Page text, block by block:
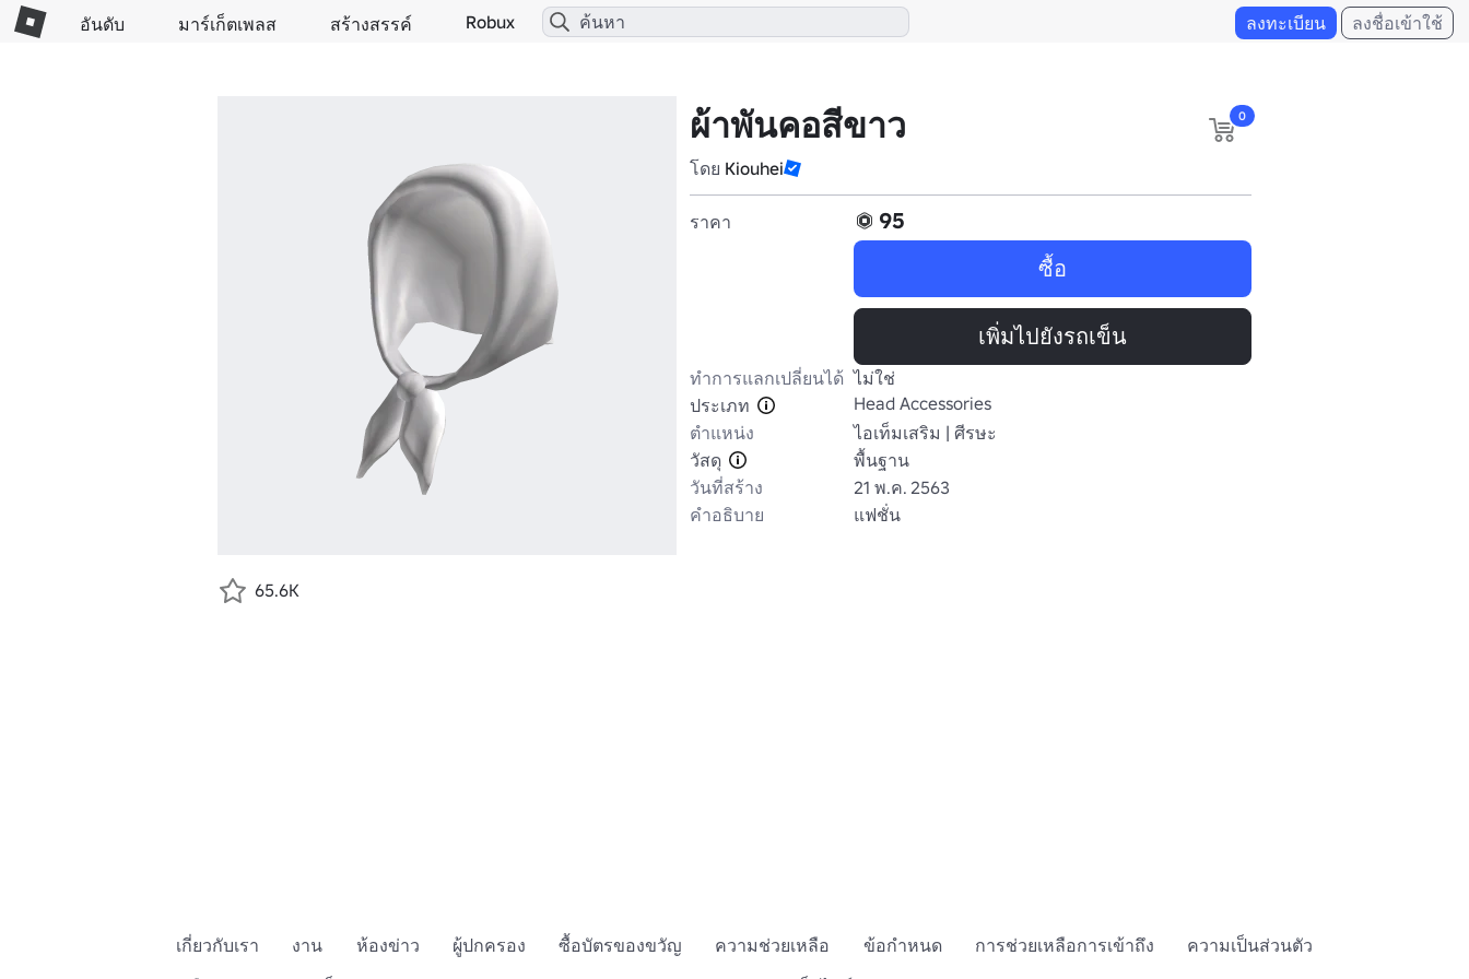
อันดับ มาร์เก็ตเพลส สร้างสรรค์ Robux ลงทะเบียน ลงชื่อเข้าใช้
ผ้าพันคอสีขาว
โดย Kiouhei
0
ราคา
95
ซื้อ
เพิ่มไปยังรถเข็น
ทำการแลกเปลี่ยนได้ ไม่ใช่
ประเภท
Head Accessories
ตำแหน่ง
ไอเท็มเสริม | ศีรษะ
วัสดุ
พื้นฐาน
วันที่สร้าง
21 พ.ค. 2563
คำอธิบาย
แฟชั่น
65.6K
เกี่ยวกับเรา งาน ห้องข่าว ผู้ปกครอง ซื้อบัตรของขวัญ ความช่วยเหลือ ข้อกำหนด การช่วยเหลือการเข้าถึง
ความเป็นส่วนตัว